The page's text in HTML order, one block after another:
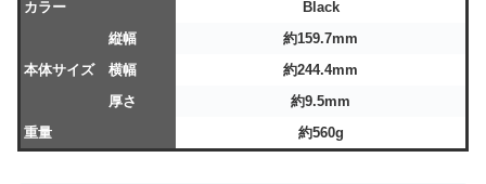
カラー
Black
本体サイズ
縦幅
約159.7mm
横幅
約244.4mm
厚さ
約9.5mm
重量
約560g